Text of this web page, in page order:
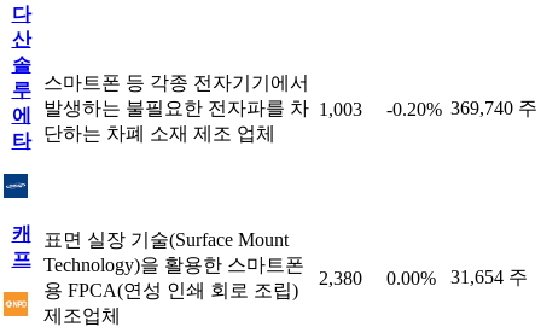
다
산
솔
루
에
타
스마트폰 등 각종 전자기기에서
발생하는 불필요한 전자파를 차
단하는 차폐 소재 제조 업체
1,003 -0.20% 369,740 주
캐
프
표면 실장 기술(Surface Mount
Technology)을 활용한 스마트폰
용 FPCA(연성 인쇄 회로 조립)
제조업체
2,380 0.00% 31,654 주